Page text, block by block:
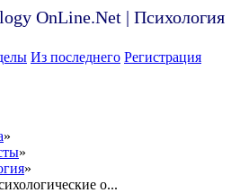
OnLine.Net | Психология
Из последнего Регистрация
о...